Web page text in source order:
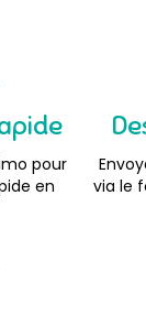
pour
en
via le